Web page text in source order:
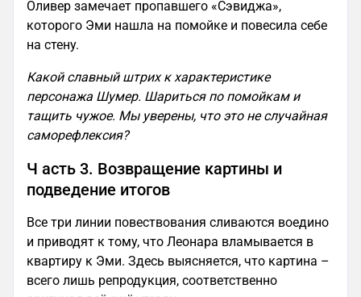
Оливер замечает пропавшего «Сэвиджа»,
которого Эми нашла на помойке и повесила себе
на стену.
Какой славный штрих к характеристике
персонажа Шумер. Шариться по помойкам и
тащить чужое. Мы уверены, что это не случайная
саморефлексия?
Ч асть 3. Возвращение картины и
подведение итогов
Все три линии повествования сливаются воедино
и приводят к тому, что Леонара вламывается в
квартиру к Эми. Здесь выясняется, что картина –
всего лишь репродукция, соответственно